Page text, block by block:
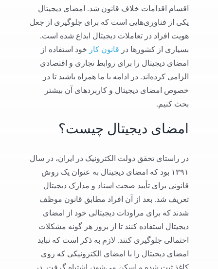
اقسام اقدامات خلاف قانون شد. امضای دیجیتال
یکی از فناوری‌هایی است که برای جلوگیری از جعل
هویت افراد در تعاملات دیجیتال ابداع شده است.
بسیاری از کشورها در قانون کار خود استفاده از
امضای دیجیتال را برای روابط تجاری و اقتصادی
الزامی کرده‌اند. در ادامه با ما همراه باشید تا در
خصوص امضای دیجیتال و کاربردهای آن بیشتر
بحث کنیم.
امضای دیجیتال چیست؟
در راستای تحقق دولت الکترونیک در ایران، در سال
۱۳۹۱ بود که امضای دیجیتال به عنوان یک روش
قانونی برای تأیید صحت اسناد و مدارک دیجیتال
تعریف شد. بعد از آن افراد مطابق قانون موظف
شدند که برای مراودات دیجیتالی خود از امضای
دیجیتال استفاده کنند تا از بروز هر گونه مشکلات
احتمالی جلوگیری کنند. لازم به ذکر است که نباید
امضای دیجیتال را با امضای الکترونیکی که روی